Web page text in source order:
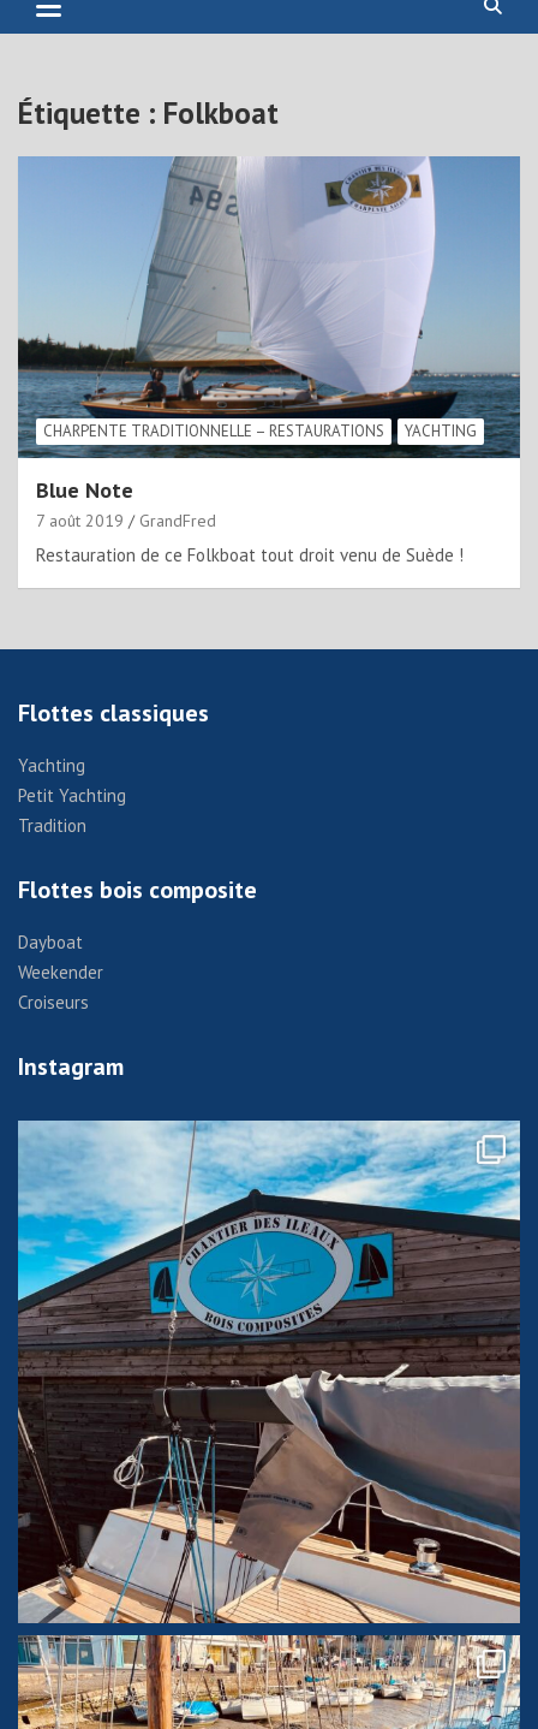
Étiquette : Folkboat
CHARPENTE TRADITIONNELLE – RESTAURATIONS YACHTING
Blue Note
7 août 2019 GrandFred
Restauration de ce Folkboat tout droit venu de Suède !
Flottes classiques
Yachting
Petit Yachting
Tradition
Flottes bois composite
Dayboat
Weekender
Croiseurs
Instagram